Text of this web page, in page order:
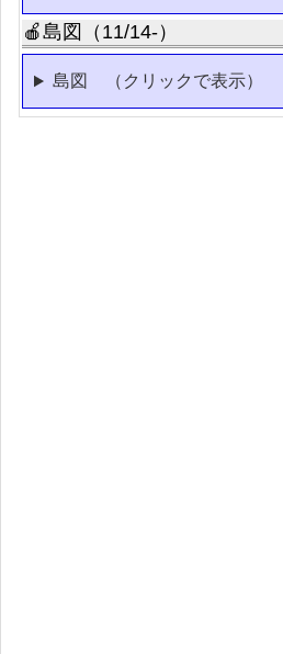
🍎島図（11/14-）
島図 （クリックで表示）